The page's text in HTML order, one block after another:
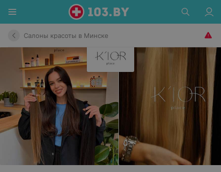
Салоны красоты в Минске